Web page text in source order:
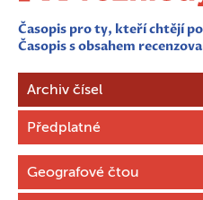
Časopis pro ty, kteří chtějí
Časopis s obsahem
Archiv čísel
Předplatné
Geografové čtou